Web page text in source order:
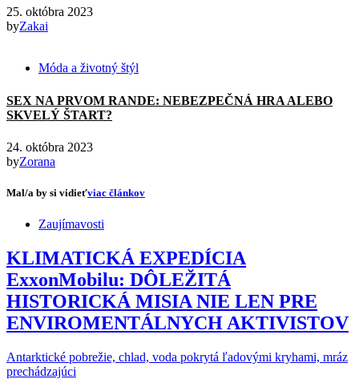
25. októbra 2023
byZakai
Móda a životný štýl
SEX NA PRVOM RANDE: NEBEZPEČNÁ HRA ALEBO
SKVELÝ ŠTART?
24. októbra 2023
byZorana
Mal/a by si vidieťviac článkov
Zaujímavosti
KLIMATICKÁ EXPEDÍCIA
ExxonMobilu: DÔLEŽITÁ
HISTORICKÁ MISIA NIE LEN PRE
ENVIROMENTÁLNYCH AKTIVISTOV
Antarktické pobrežie, chlad, voda pokrytá ľadovými kryhami, mráz
prechádzajúci